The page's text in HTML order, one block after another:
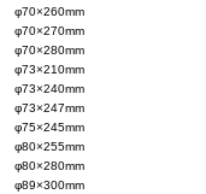
φ70×260mm
φ70×270mm
φ70×280mm
φ73×210mm
φ73×240mm
φ73×247mm
φ75×245mm
φ80×255mm
φ80×280mm
φ89×300mm